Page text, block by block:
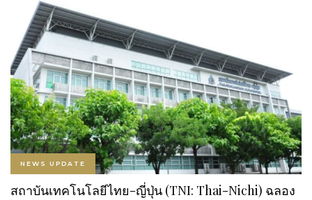
NEWS UPDATE
สถาบันเทคโนโลยีไทย-ญี่ปุ่น (TNI: Thai-Nichi) ฉลอง